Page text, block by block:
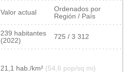
Valor actual
Ordenados por
Región / País
239 habitantes
(2022)
725 / 3 312
21,1 hab./km² (54,6 pop/sq mi)